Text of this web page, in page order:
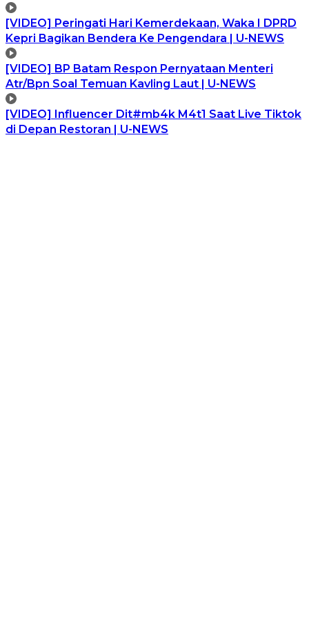
[VIDEO] Peringati Hari Kemerdekaan, Waka I DPRD
Kepri Bagikan Bendera Ke Pengendara | U-NEWS
[VIDEO] BP Batam Respon Pernyataan Menteri
Atr/Bpn Soal Temuan Kavling Laut | U-NEWS
[VIDEO] Influencer Dit#mb4k M4t1 Saat Live Tiktok
di Depan Restoran | U-NEWS